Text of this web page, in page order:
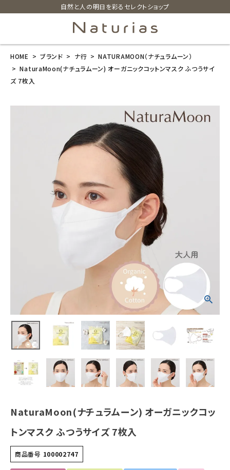
自然と人の明日を彩るセレクトショップ
search
カテゴリーから探す
美容・コスメ・香水
衛生用品
フェムケア
インナー・下着・ナイトウェア
HOME ブランド ナ行
NATURAMOON（ナチュラムーン）
NaturaMoon(ナチュラムーン) オーガニックコットンマスク ふつうサイ
ズ 7枚入
NaturaMoon(ナチュラムーン) オーガニックコッ
トンマスク ふつうサイズ 7枚入
商品番号 100002747